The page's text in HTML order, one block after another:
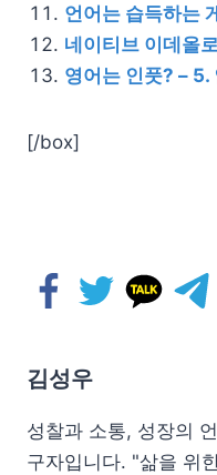
언어는 습득하는
네이티브 이데올
영어는 인풋? – 5.
[/box]
김성우
성찰과 소통, 성장의
구자입니다. "삶을 위